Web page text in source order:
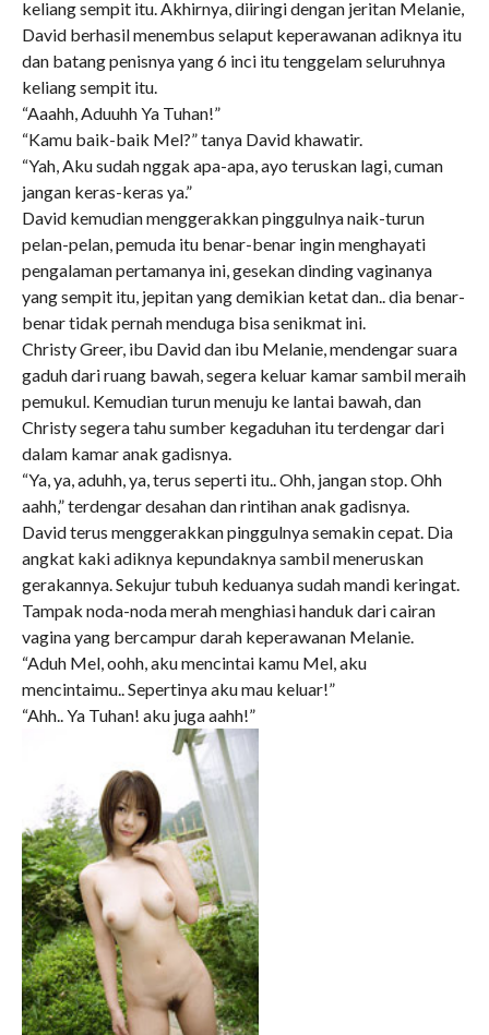
keliang sempit itu. Akhirnya, diiringi dengan jeritan Melanie,
David berhasil menembus selaput keperawanan adiknya itu
dan batang penisnya yang 6 inci itu tenggelam seluruhnya
keliang sempit itu.
“Aaahh, Aduuhh Ya Tuhan!”
“Kamu baik-baik Mel?” tanya David khawatir.
“Yah, Aku sudah nggak apa-apa, ayo teruskan lagi, cuman
jangan keras-keras ya.”
David kemudian menggerakkan pinggulnya naik-turun
pelan-pelan, pemuda itu benar-benar ingin menghayati
pengalaman pertamanya ini, gesekan dinding vaginanya
yang sempit itu, jepitan yang demikian ketat dan.. dia benar-
benar tidak pernah menduga bisa senikmat ini.
Christy Greer, ibu David dan ibu Melanie, mendengar suara
gaduh dari ruang bawah, segera keluar kamar sambil meraih
pemukul. Kemudian turun menuju ke lantai bawah, dan
Christy segera tahu sumber kegaduhan itu terdengar dari
dalam kamar anak gadisnya.
“Ya, ya, aduhh, ya, terus seperti itu.. Ohh, jangan stop. Ohh
aahh,” terdengar desahan dan rintihan anak gadisnya.
David terus menggerakkan pinggulnya semakin cepat. Dia
angkat kaki adiknya kepundaknya sambil meneruskan
gerakannya. Sekujur tubuh keduanya sudah mandi keringat.
Tampak noda-noda merah menghiasi handuk dari cairan
vagina yang bercampur darah keperawanan Melanie.
“Aduh Mel, oohh, aku mencintai kamu Mel, aku
mencintaimu.. Sepertinya aku mau keluar!”
“Ahh.. Ya Tuhan! aku juga aahh!”